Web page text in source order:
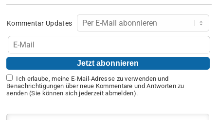
Kommentar Updates
Ich erlaube, meine E-Mail-Adresse zu verwenden und
Benachrichtigungen über neue Kommentare und Antworten zu
senden (Sie können sich jederzeit abmelden).